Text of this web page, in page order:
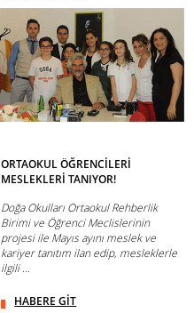
ORTAOKUL ÖĞRENCİLERİ
MESLEKLERİ TANIYOR!
Doğa Okulları Ortaokul Rehberlik
Birimi ve Öğrenci Meclislerinin
projesi ile Mayıs ayını meslek ve
kariyer tanıtım ilan edip, mesleklerle
ilgili ...
HABERE GİT